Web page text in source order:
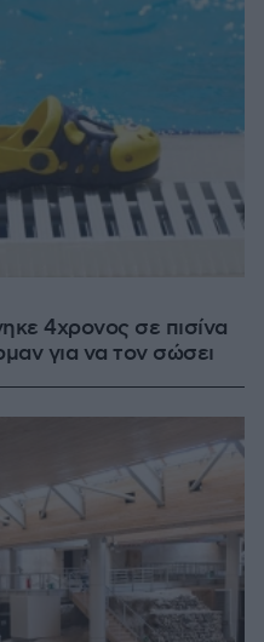
4χρονος σε πισίνα
για να τον σώσει